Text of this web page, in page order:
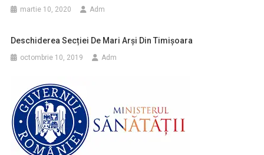
martie 10, 2020 Adm
Deschiderea Secției De Mari Arși Din Timișoara
octombrie 10, 2019 Adm